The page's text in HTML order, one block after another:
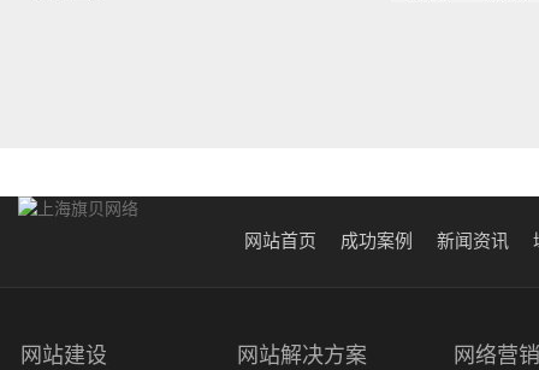
网站首页 成功案例 新闻资讯
网站建设 网站解决方案 网络营销